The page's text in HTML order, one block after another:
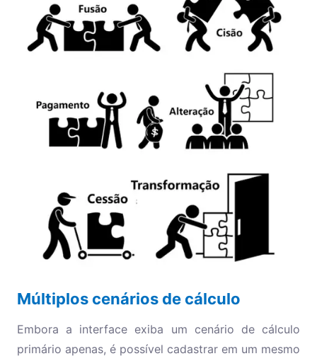
Múltiplos cenários de cálculo
Embora a interface exiba um cenário de cálculo
primário apenas, é possível cadastrar em um mesmo